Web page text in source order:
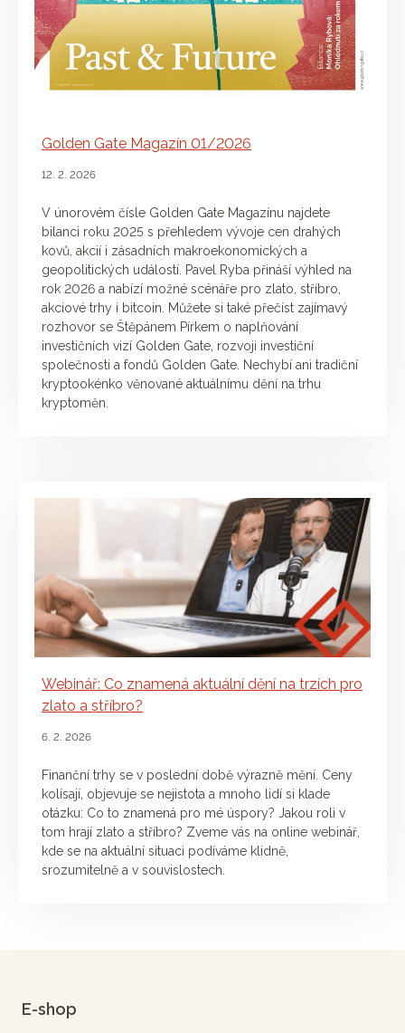
Golden Gate Magazín 01/2026
12. 2. 2026
V únorovém čísle Golden Gate Magazínu najdete
bilanci roku 2025 s přehledem vývoje cen drahých
kovů, akcií i zásadních makroekonomických a
geopolitických událostí. Pavel Ryba přináší výhled na
rok 2026 a nabízí možné scénáře pro zlato, stříbro,
akciové trhy i bitcoin. Můžete si také přečíst zajímavý
rozhovor se Štěpánem Pírkem o naplňování
investičních vizí Golden Gate, rozvoji investiční
společnosti a fondů Golden Gate. Nechybí ani tradiční
kryptookénko věnované aktuálnímu dění na trhu
kryptoměn.
Webinář: Co znamená aktuální dění na trzích pro
zlato a stříbro?
6. 2. 2026
Finanční trhy se v poslední době výrazně mění. Ceny
kolísají, objevuje se nejistota a mnoho lidí si klade
otázku: Co to znamená pro mé úspory? Jakou roli v
tom hrají zlato a stříbro? Zveme vás na online webinář,
kde se na aktuální situaci podíváme klidně,
srozumitelně a v souvislostech.
E-shop